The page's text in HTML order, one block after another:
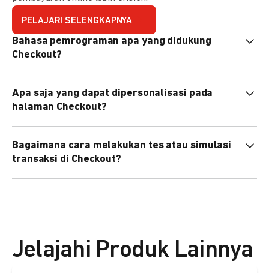
PELAJARI SELENGKAPNYA
Bahasa pemrograman apa yang didukung
Checkout?
PHP, Node.js, Go, dll).
Apa saja yang dapat dipersonalisasi pada
halaman Checkout?
preferensi bahasa, dan urutan metode pembayaran sesuai
kebutuhan brand Anda.
Bagaimana cara melakukan tes atau simulasi
transaksi di Checkout?
Jelajahi Produk Lainnya